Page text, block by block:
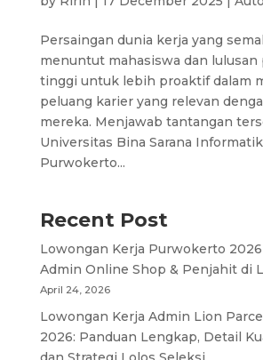
Persaingan dunia kerja yang
menuntut mahasiswa dan lulusan
tinggi untuk lebih proaktif dalam
peluang karier yang relevan
mereka. Menjawab tantangan
Universitas Bina Sarana
Purwokerto...
Recent Post
Lowongan Kerja Purwokerto
Admin Online Shop & Penjahit di
April 24, 2026
Lowongan Kerja Admin Lion
2026: Panduan Lengkap, Detail